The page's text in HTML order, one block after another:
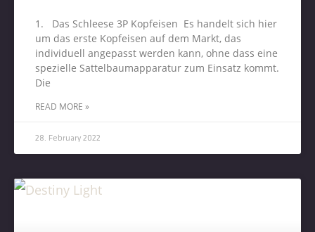
1. Das Schleese 3P Kopfeisen Es handelt sich hier
um das erste Kopfeisen auf dem Markt, das
individuell angepasst werden kann, ohne dass eine
spezielle Sattelbaumapparatur zum Einsatz kommt.
Die
READ MORE »
28. February 2022